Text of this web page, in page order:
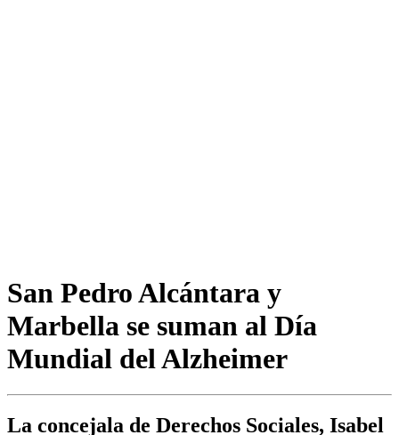
San Pedro Alcántara y
Marbella se suman al Día
Mundial del Alzheimer
La concejala de Derechos Sociales, Isabel